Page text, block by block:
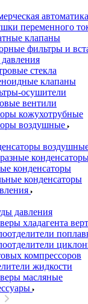
автоматика
переменного
клапаны
фильтры и
стекла
клапаны
осушители
вентили
кожухотрубные
воздушные
конденсаторы
конденсаторы
давления
хладагента
компрессоров
жидкости
масляные